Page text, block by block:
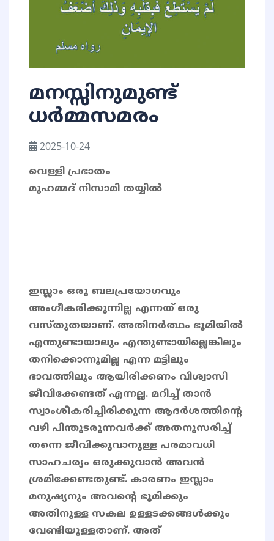
മനസ്സിനുമുണ്ട്
ധർമ്മസമരം
2025-10-24
വെള്ളി പ്രഭാതം
മുഹമ്മദ് നിസാമി തയ്യിൽ
ഇസ്ലാം ഒരു ബലപ്രയോഗവും
അംഗീകരിക്കുന്നില്ല എന്നത് ഒരു
വസ്തുതയാണ്. അതിനർത്ഥം ഭൂമിയിൽ
എന്തുണ്ടായാലും എന്തുണ്ടായില്ലെങ്കിലും
തനിക്കൊന്നുമില്ല എന്ന മട്ടിലും
ഭാവത്തിലും ആയിരിക്കണം വിശ്വാസി
ജീവിക്കേണ്ടത് എന്നല്ല. മറിച്ച് താൻ
സ്വാംശീകരിച്ചിരിക്കുന്ന ആദർശത്തിന്റെ
വഴി പിന്തുടരുന്നവർക്ക് അതനുസരിച്ച്
തന്നെ ജീവിക്കുവാനുള്ള പരമാവധി
സാഹചര്യം ഒരുക്കുവാൻ അവൻ
ശ്രമിക്കേണ്ടതുണ്ട്. കാരണം ഇസ്ലാം
മനുഷ്യനും അവൻ്റെ ഭൂമിക്കും
അതിനുള്ള സകല ഉള്ളടക്കങ്ങൾക്കും
വേണ്ടിയുള്ളതാണ്. അത്